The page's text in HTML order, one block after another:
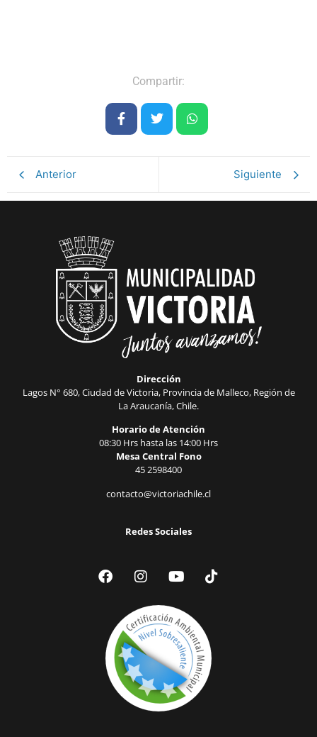
Compartir:
Anterior Siguiente
Dirección
Lagos N° 680, Ciudad de Victoria, Provincia de Malleco, Región de
La Araucanía, Chile.
Horario de Atención
08:30 Hrs hasta las 14:00 Hrs
Mesa Central Fono
45 2598400
contacto@victoriachile.cl
Redes Sociales